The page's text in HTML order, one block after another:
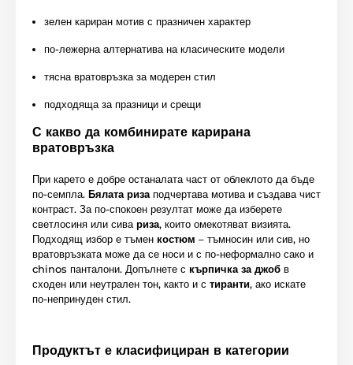
зелен кариран мотив с празничен характер
по-лежерна алтернатива на класическите модели
тясна вратовръзка за модерен стил
подходяща за празници и срещи
С какво да комбинирате карирана
вратовръзка
При карето е добре останалата част от облеклото да бъде
по-семпла. Бялата риза подчертава мотива и създава чист
контраст. За по-спокоен резултат може да изберете
светлосиня или сива риза, които омекотяват визията.
Подходящ избор е тъмен костюм – тъмносин или сив, но
вратовръзката може да се носи и с по-неформално сако и
chinos панталони. Допълнете с кърпичка за джоб в
сходен или неутрален тон, както и с тиранти, ако искате
по-непринуден стил.
Продуктът е класифициран в категории